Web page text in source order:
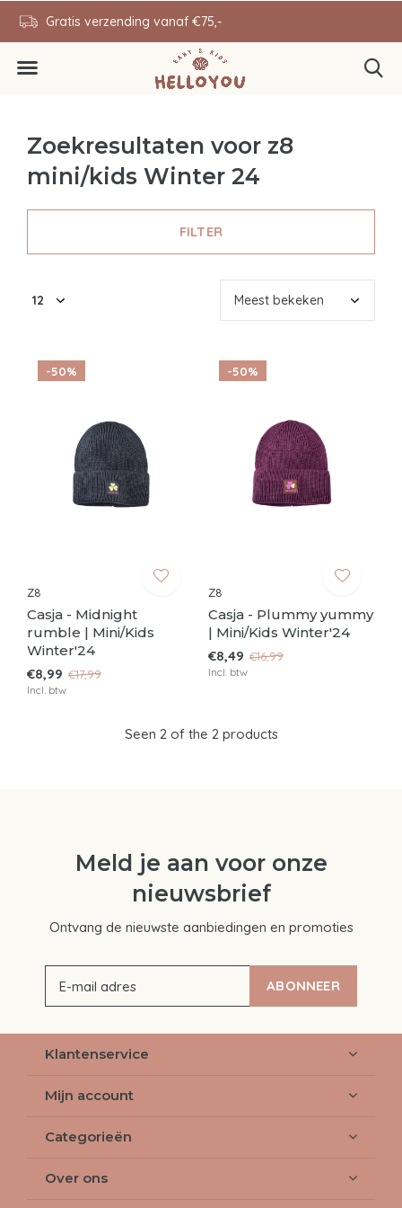
Gratis verzending vanaf €75,-
Zoekresultaten voor z8
mini/kids Winter 24
FILTER
-50%
Z8
Casja - Midnight
rumble | Mini/Kids
Winter'24
€8,99 €17,99
Incl. btw
-50%
Z8
Casja - Plummy yummy
| Mini/Kids Winter'24
€8,49 €16,99
Incl. btw
Seen 2 of the 2 products
Meld je aan voor onze
nieuwsbrief
Ontvang de nieuwste aanbiedingen en promoties
ABONNEER
Klantenservice
Mijn account
Categorieën
Over ons